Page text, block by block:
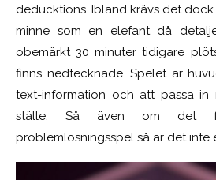
deducktions. Ibland krävs det
minne som en elefant då
obemärkt 30 minuter tidigare
finns nedtecknade. Spelet är
text-information och att passa
ställe. Så även om det
problemlösningsspel så är det inte